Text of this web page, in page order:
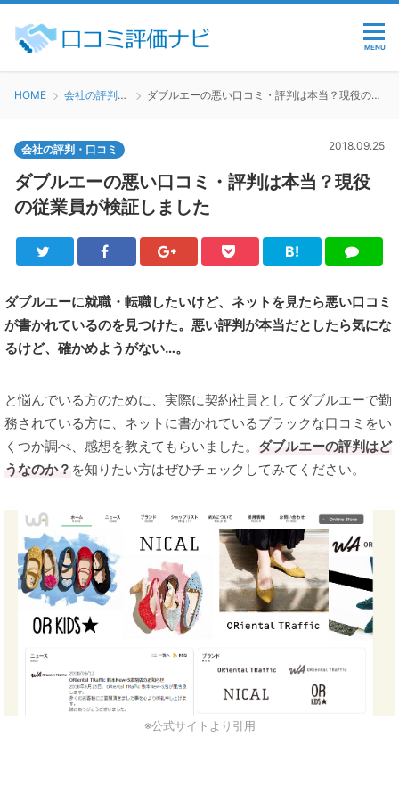
MENU
HOME 会社の評判・口コミ ダブルエーの悪い口コミ・評判は本当？現役の従業員が検証しました
会社の評判・口コミ 2018.09.25
ダブルエーの悪い口コミ・評判は本当？現役
の従業員が検証しました
Twitter FacebookGoogle+Pocket
B!
は
ブ
LINE
ダブルエーに就職・転職したいけど、ネットを見たら悪い口コミ
が書かれているのを見つけた。悪い評判が本当だとしたら気にな
るけど、確かめようがない…。
と悩んでいる方のために、実際に契約社員としてダブルエーで勤
務されている方に、ネットに書かれているブラックな口コミをい
くつか調べ、感想を教えてもらいました。 ダブルエーの評判はど
うなのか？ を知りたい方はぜひチェックしてみてください。
※公式サイトより引用